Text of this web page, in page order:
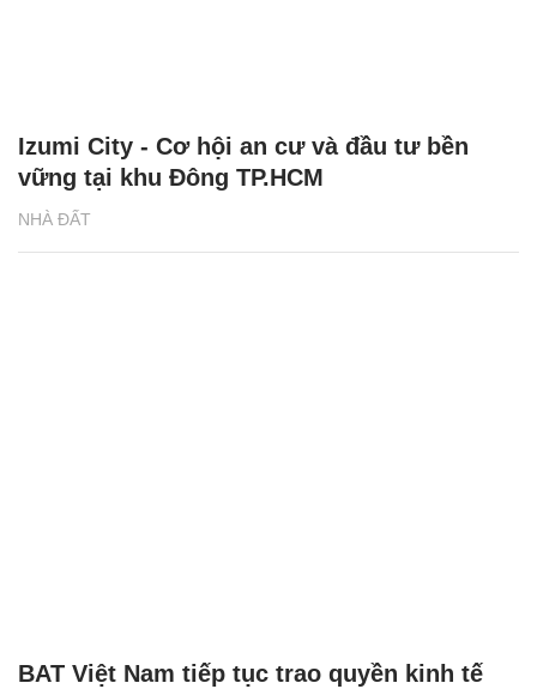
NHÀ ĐẤT
Izumi City - Cơ hội an cư và đầu tư bền
vững tại khu Đông TP.HCM
BAT Việt Nam tiếp tục trao quyền kinh tế